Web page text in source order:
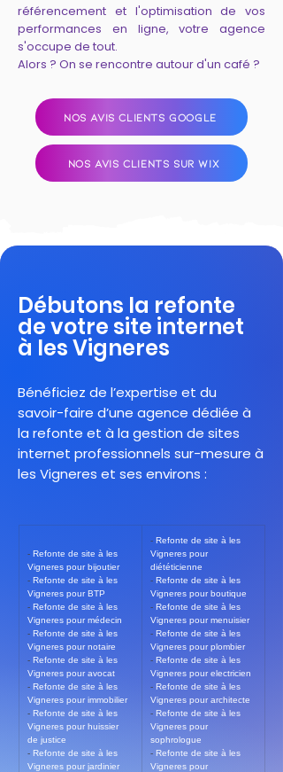
référencement et l'optimisation de vos
performances en ligne, votre agence
s'occupe de tout.
Alors ? On se rencontre autour d'un café ?
NOS AVIS CLIENTS GOOGLE
NOS AVIS CLIENTS SUR WIX
Débutons la refonte
de votre site internet
à les Vigneres
Bénéficiez de l’expertise et du
savoir-faire d’une agence dédiée à
la refonte et à la gestion de sites
internet professionnels sur-mesure à
les Vigneres et ses environs :
- Refonte de site à les
Vigneres pour bijoutier
- Refonte de site à les
Vigneres pour BTP
- Refonte de site à les
Vigneres pour médecin
- Refonte de site à les
Vigneres pour notaire
- Refonte de site à les
Vigneres pour avocat
- Refonte de site à les
Vigneres pour immobilier
- Refonte de site à les
Vigneres pour huissier
de justice
- Refonte de site à les
Vigneres pour jardinier
- Refonte de site à les
Vigneres pour
diététicienne
- Refonte de site à les
Vigneres pour boutique
- Refonte de site à les
Vigneres pour menuisier
- Refonte de site à les
Vigneres pour plombier
- Refonte de site à les
Vigneres pour electricien
- Refonte de site à les
Vigneres pour architecte
- Refonte de site à les
Vigneres pour
sophrologue
- Refonte de site à les
Vigneres pour